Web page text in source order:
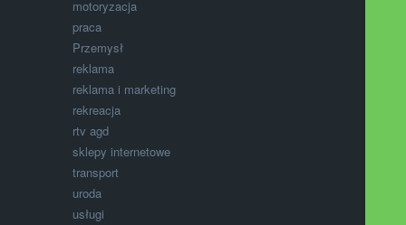
motoryzacja
praca
Przemysł
reklama
reklama i marketing
rekreacja
rtv agd
sklepy internetowe
transport
uroda
usługi